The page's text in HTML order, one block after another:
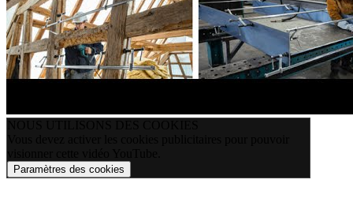
Paramètres des cookies